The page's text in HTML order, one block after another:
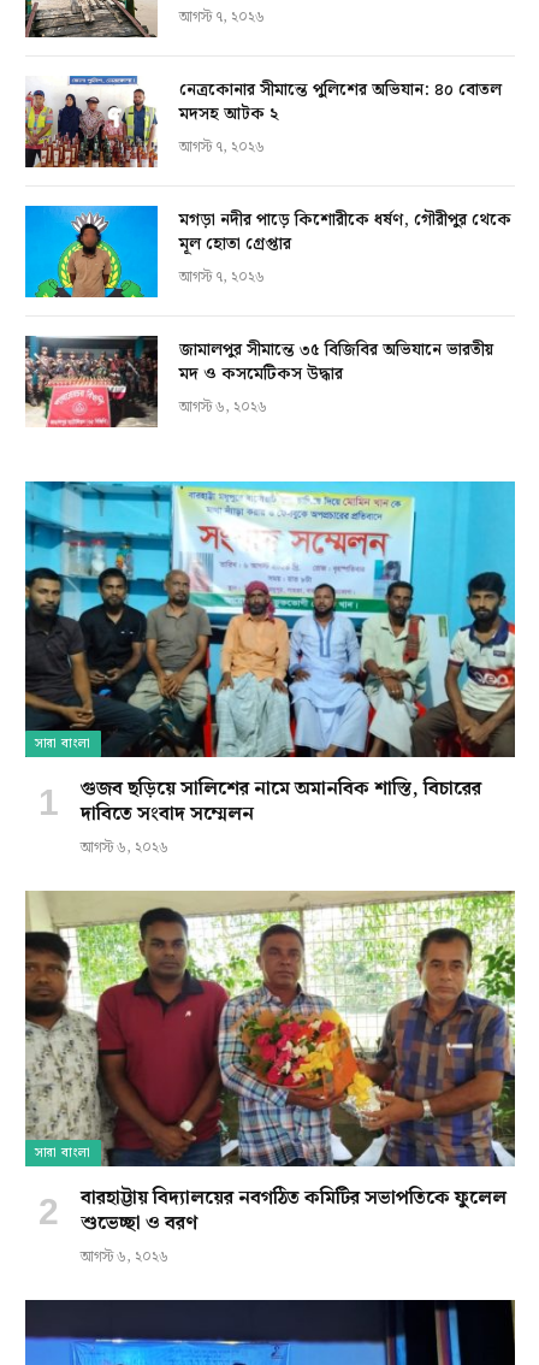
আগস্ট ৭, ২০২৬
নেত্রকোনার সীমান্তে পুলিশের অভিযান: ৪০ বোতল
মদসহ আটক ২
আগস্ট ৭, ২০২৬
মগড়া নদীর পাড়ে কিশোরীকে ধর্ষণ, গৌরীপুর থেকে
মূল হোতা গ্রেপ্তার
আগস্ট ৭, ২০২৬
জামালপুর সীমান্তে ৩৫ বিজিবির অভিযানে ভারতীয়
মদ ও কসমেটিকস উদ্ধার
আগস্ট ৬, ২০২৬
সারা বাংলা
গুজব ছড়িয়ে সালিশের নামে অমানবিক শাস্তি, বিচারের
দাবিতে সংবাদ সম্মেলন
আগস্ট ৬, ২০২৬
সারা বাংলা
বারহাট্টায় বিদ্যালয়ের নবগঠিত কমিটির সভাপতিকে ফুলেল
শুভেচ্ছা ও বরণ
আগস্ট ৬, ২০২৬